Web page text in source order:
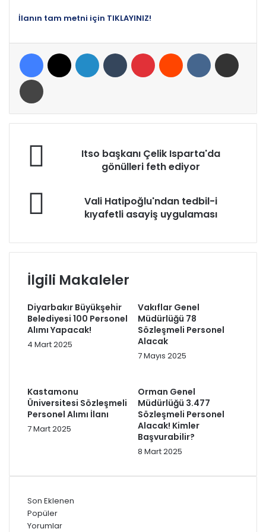
İlanın tam metni için TIKLAYINIZ!
Facebook LinkedIn Tumblr Pinterest Reddit VKontakte
Yazdır
başkanı
gönülleri
Itso başkanı Çelik Isparta'da
gönülleri feth ediyor
Hatipoğlu'ndan
tedbil-
kıyafetli
Vali Hatipoğlu'ndan tedbil-i
kıyafetli asayiş uygulaması
İlgili Makaleler
Diyarbakır Büyükşehir
Belediyesi 100 Personel
Alımı Yapacak!
4 Mart 2025
Vakıflar Genel
Müdürlüğü 78
Sözleşmeli Personel
Alacak
7 Mayıs 2025
Kastamonu
Üniversitesi Sözleşmeli
Personel Alımı İlanı
7 Mart 2025
Orman Genel
Müdürlüğü 3.477
Sözleşmeli Personel
Alacak! Kimler
Başvurabilir?
8 Mart 2025
Son Eklenen
Popüler
Yorumlar